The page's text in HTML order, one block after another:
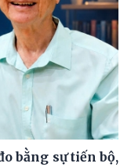
bằng sự tiến bộ,